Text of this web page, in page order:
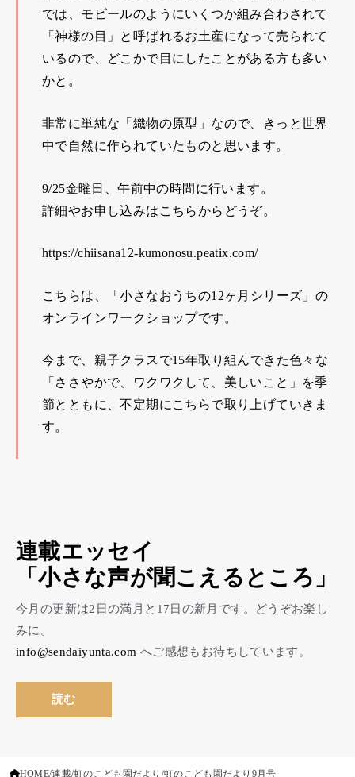
では、モビールのようにいくつか組み合わされて
「神様の目」と呼ばれるお土産になって売られて
いるので、どこかで目にしたことがある方も多い
かと。
非常に単純な「織物の原型」なので、きっと世界
中で自然に作られていたものと思います。
9/25金曜日、午前中の時間に行います。
詳細やお申し込みはこちらからどうぞ。
https://chiisana12-kumonosu.peatix.com/
こちらは、「小さなおうちの12ヶ月シリーズ」の
オンラインワークショップです。
今まで、親子クラスで15年取り組んできた色々な
「ささやかで、ワクワクして、美しいこと」を季
節とともに、不定期にこちらで取り上げていきま
す。
連載エッセイ
「小さな声が聞こえるところ」
今月の更新は2日の満月と17日の新月です。どうぞお楽し
みに。
info@sendaiyunta.com へご感想もお待ちしています。
読む
HOME 連載 虹のこども園だより 虹のこども園だより9月号